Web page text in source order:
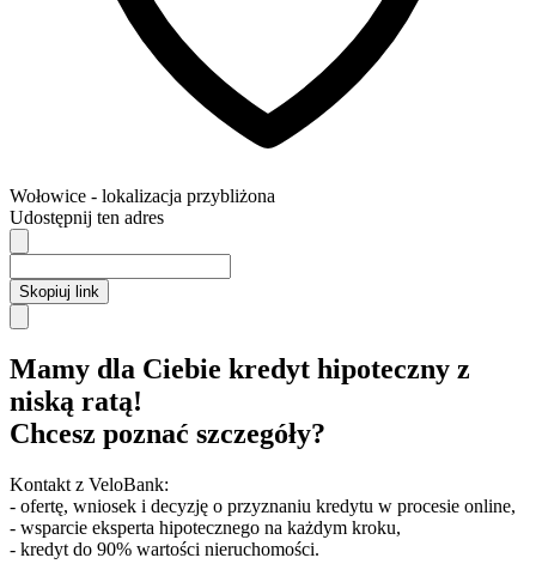
Wołowice - lokalizacja przybliżona
Udostępnij ten adres
Skopiuj link
Mamy dla Ciebie kredyt hipoteczny z
niską ratą!
Chcesz poznać szczegóły?
Kontakt z VeloBank:
- ofertę, wniosek i decyzję o przyznaniu kredytu w procesie online,
- wsparcie eksperta hipotecznego na każdym kroku,
- kredyt do 90% wartości nieruchomości.